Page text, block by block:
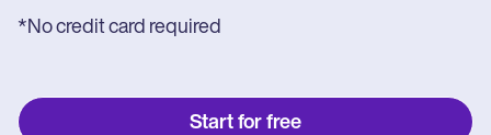
*No credit card required
Start for free